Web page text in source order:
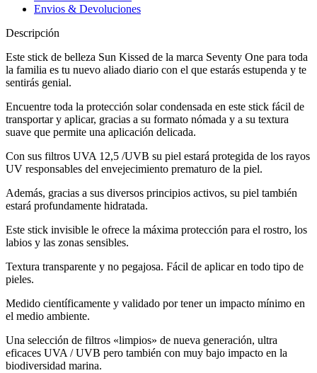
Envios & Devoluciones
Descripción
Este stick de belleza Sun Kissed de la marca Seventy One para toda
la familia es tu nuevo aliado diario con el que estarás estupenda y te
sentirás genial.
Encuentre toda la protección solar condensada en este stick fácil de
transportar y aplicar, gracias a su formato nómada y a su textura
suave que permite una aplicación delicada.
Con sus filtros UVA 12,5 /UVB su piel estará protegida de los rayos
UV responsables del envejecimiento prematuro de la piel.
Además, gracias a sus diversos principios activos, su piel también
estará profundamente hidratada.
Este stick invisible le ofrece la máxima protección para el rostro, los
labios y las zonas sensibles.
Textura transparente y no pegajosa. Fácil de aplicar en todo tipo de
pieles.
Medido científicamente y validado por tener un impacto mínimo en
el medio ambiente.
Una selección de filtros «limpios» de nueva generación, ultra
eficaces UVA / UVB pero también con muy bajo impacto en la
biodiversidad marina.